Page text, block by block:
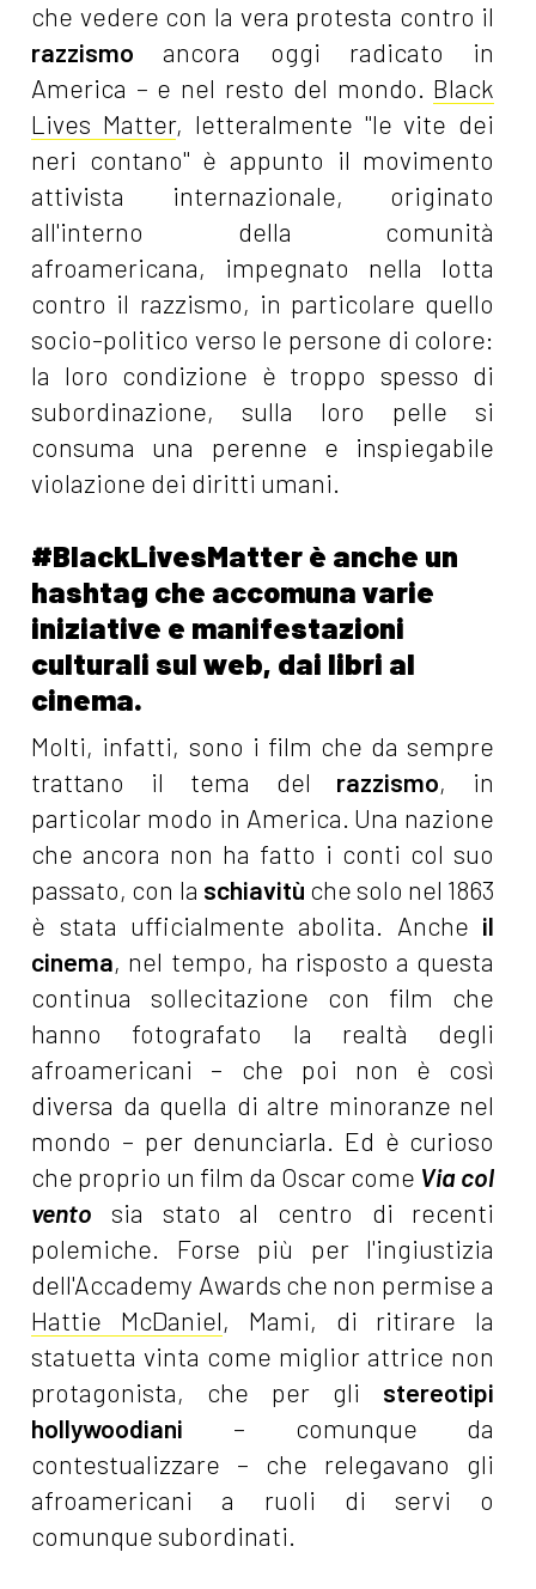
che vedere con la vera protesta contro il
razzismo ancora oggi radicato in
America – e nel resto del mondo. Black
Lives Matter, letteralmente "le vite dei
neri contano" è appunto il movimento
attivista internazionale, originato
all'interno della comunità
afroamericana, impegnato nella lotta
contro il razzismo, in particolare quello
socio-politico verso le persone di colore:
la loro condizione è troppo spesso di
subordinazione, sulla loro pelle si
consuma una perenne e inspiegabile
violazione dei diritti umani.
#BlackLivesMatter è anche un
hashtag che accomuna varie
iniziative e manifestazioni
culturali sul web, dai libri al
cinema.
Molti, infatti, sono i film che da sempre
trattano il tema del razzismo, in
particolar modo in America. Una nazione
che ancora non ha fatto i conti col suo
passato, con la schiavitù che solo nel 1863
è stata ufficialmente abolita. Anche il
cinema, nel tempo, ha risposto a questa
continua sollecitazione con film che
hanno fotografato la realtà degli
afroamericani – che poi non è così
diversa da quella di altre minoranze nel
mondo – per denunciarla. Ed è curioso
che proprio un film da Oscar come Via col
vento sia stato al centro di recenti
polemiche. Forse più per l'ingiustizia
dell'Accademy Awards che non permise a
Hattie McDaniel, Mami, di ritirare la
statuetta vinta come miglior attrice non
protagonista, che per gli stereotipi
hollywoodiani – comunque da
contestualizzare – che relegavano gli
afroamericani a ruoli di servi o
comunque subordinati.